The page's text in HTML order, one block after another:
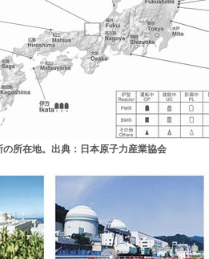
所在地。出典：日本原子力産業協会